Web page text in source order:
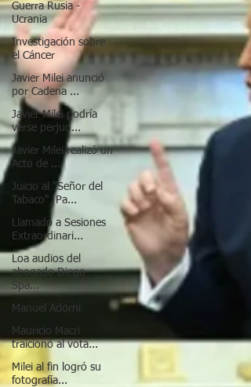
Guerra Rusia -
Ucrania
Investigación sobre
el Cáncer
Javier Milei anunció
por Cadena ...
Javier Milei podría
verse perjud...
Javier Milei realizó un
Acto de ...
Juicio al "Señor del
Tabaco", Pa...
Llamado a Sesiones
Extraordinari...
Loa audios del
abogado Diego
Spa...
Manuel Adorni
Mauricio Macri
traicionó al vota...
Milei al fin logró su
fotografía...